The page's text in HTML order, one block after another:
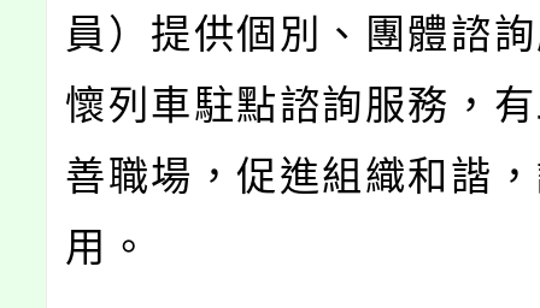
員）提供個別、團體諮
懷列車駐點諮詢服務，
善職場，促進組織和諧
用。